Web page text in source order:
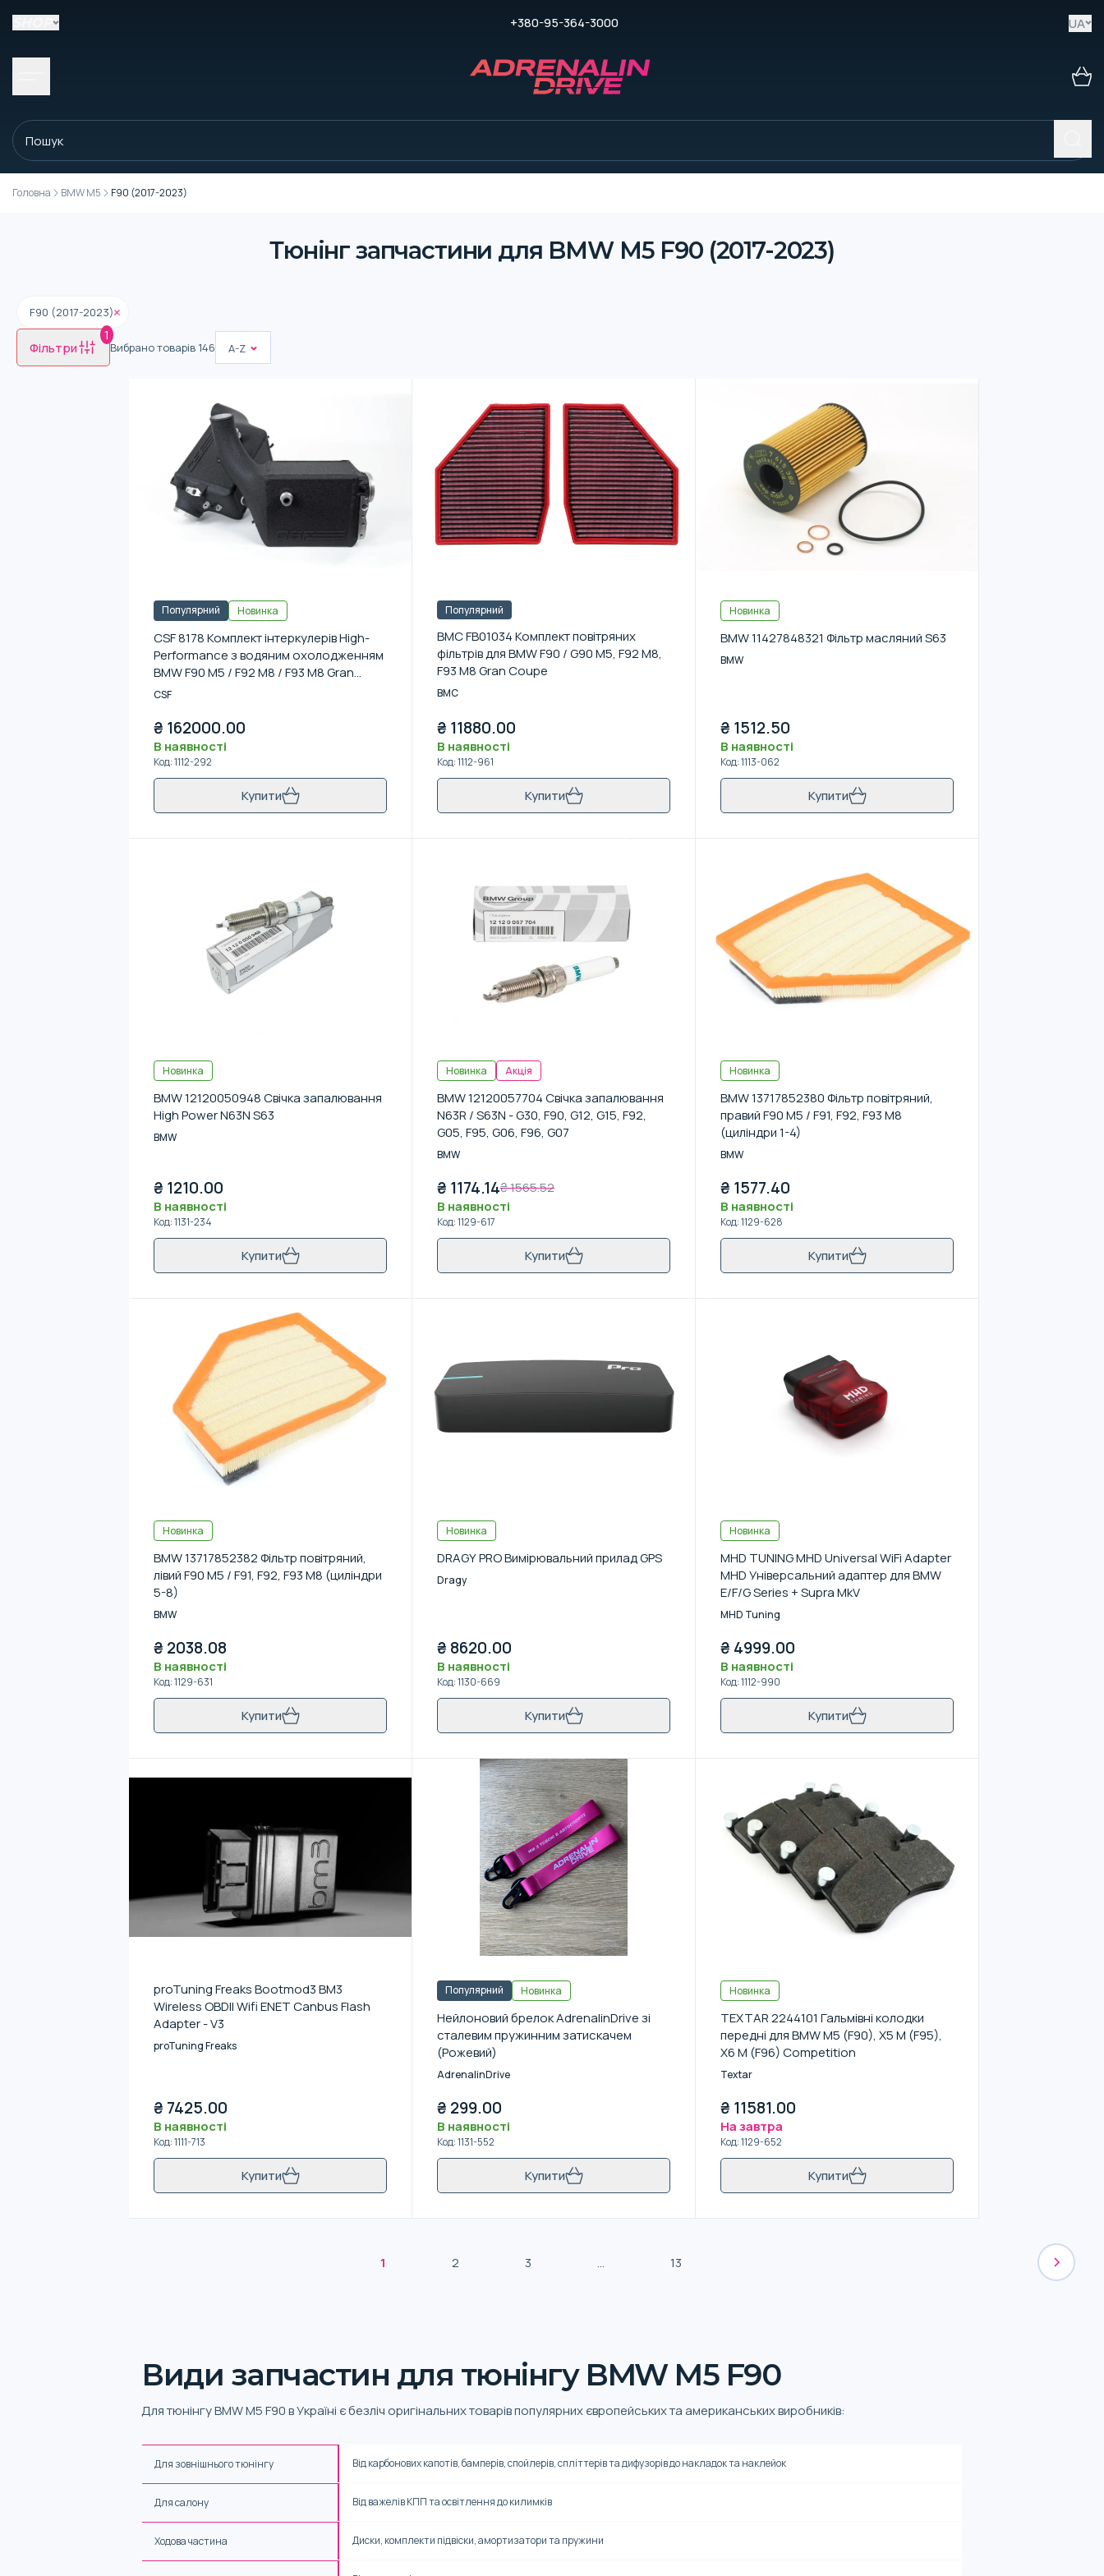
+380-95-364-3000 UA
Головна BMW M5 F90 (2017-2023)
Тюнінг запчастини для BMW M5 F90 (2017-2023)
F90 (2017-2023)
Фільтри
1
Вибрано товарів 146 A-Z
Популярний Новинка
CSF 8178 Комплект інтеркулерів High-
Performance з водяним охолодженням
BMW F90 M5 / F92 M8 / F93 M8 Gran
Coupe
CSF
₴ 162000.00
В наявності
Код:1112-292
Купити
Популярний
BMC FB01034 Комплект повітряних
фільтрів для BMW F90 / G90 M5, F92 M8,
F93 M8 Gran Coupe
BMC
₴ 11880.00
В наявності
Код:1112-961
Купити
Новинка
BMW 11427848321 Фільтр масляний S63
BMW
₴ 1512.50
В наявності
Код:1113-062
Купити
Новинка
BMW 12120050948 Свічка запалювання
High Power N63N S63
BMW
₴ 1210.00
В наявності
Код:1131-234
Купити
Новинка Акція
BMW 12120057704 Свічка запалювання
N63R / S63N - G30, F90, G12, G15, F92,
G05, F95, G06, F96, G07
BMW
₴ 1174.14₴1565.52
В наявності
Код:1129-617
Купити
Новинка
BMW 13717852380 Фільтр повітряний,
правий F90 M5 / F91, F92, F93 M8
(циліндри 1-4)
BMW
₴ 1577.40
В наявності
Код:1129-628
Купити
Новинка
BMW 13717852382 Фільтр повітряний,
лівий F90 M5 / F91, F92, F93 M8 (циліндри
5-8)
BMW
₴ 2038.08
В наявності
Код:1129-631
Купити
Новинка
DRAGY PRO Вимірювальний прилад GPS
Dragy
₴ 8620.00
В наявності
Код:1130-669
Купити
Новинка
MHD TUNING MHD Universal WiFi Adapter
MHD Універсальний адаптер для BMW
E/F/G Series + Supra MkV
MHD Tuning
₴ 4999.00
В наявності
Код:1112-990
Купити
proTuning Freaks Bootmod3 BM3
Wireless OBDII Wifi ENET Canbus Flash
Adapter - V3
proTuning Freaks
₴ 7425.00
В наявності
Код:1111-713
Купити
Популярний Новинка
Нейлоновий брелок AdrenalinDrive зі
сталевим пружинним затискачем
(Рожевий)
AdrenalinDrive
₴ 299.00
В наявності
Код:1131-552
Купити
Новинка
TEXTAR 2244101 Гальмівні колодки
передні для BMW M5 (F90), X5 M (F95),
X6 M (F96) Competition
Textar
₴ 11581.00
На завтра
Код:1129-652
Купити
1 2 3 ... 13
Види запчастин для тюнінгу BMW M5 F90
Для тюнінгу BMW M5 F90 в Україні є безліч оригінальних товарів популярних європейських та американських виробників:
Для зовнішнього тюнінгу Від карбонових капотів, бамперів, спойлерів, спліттерів та дифузорів до накладок та наклейок
Для салону Від важелів КПП та освітлення до килимків
Ходова частина Диски, комплекти підвіски, амортизатори та пружини